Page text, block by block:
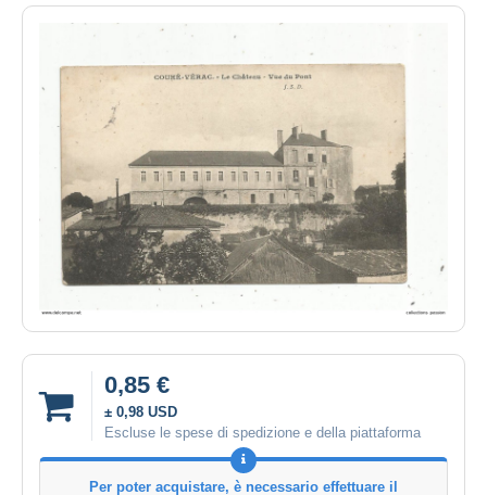
0,85 €
± 0,98 USD
Escluse le spese di spedizione e della piattaforma
Per poter acquistare, è necessario effettuare il